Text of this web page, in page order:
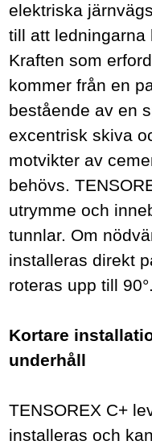
elektriska
till att ledningarna
Kraften som
kommer från en
bestående av en
excentrisk skiva
motvikter av
behövs.
utrymme och
tunnlar. Om
installeras direkt
roteras upp till 90°.
Kortare
underhåll
TENSOREX C+
installeras och